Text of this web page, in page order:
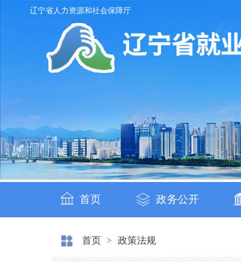
辽宁省人力资源和社会保障厅
首页 政务公开
首页 > 政策法规